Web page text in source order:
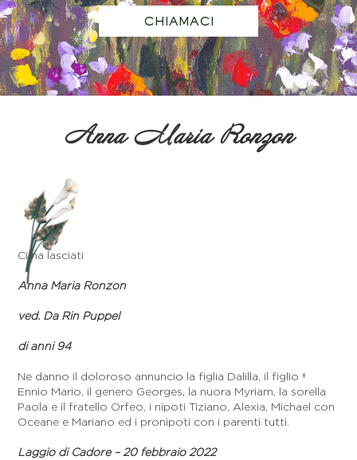
CHIAMACI
Anna Maria Ronzon
Ci ha lasciati
Anna Maria Ronzon
ved. Da Rin Puppel
di anni 94
Ne danno il doloroso annuncio la figlia Dalilla, il figlio †
Ennio Mario, il genero Georges, la nuora Myriam, la sorella
Paola e il fratello Orfeo, i nipoti Tiziano, Alexia, Michael con
Oceane e Mariano ed i pronipoti con i parenti tutti.
Laggio di Cadore – 20 febbraio 2022